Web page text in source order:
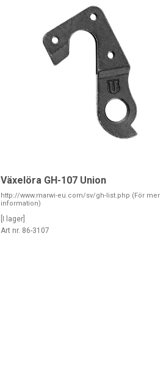
Växelöra GH-107 Union
http://www.marwi-eu.com/sv/gh-list.php (För mer
information)
[I lager]
Art nr. 86-3107